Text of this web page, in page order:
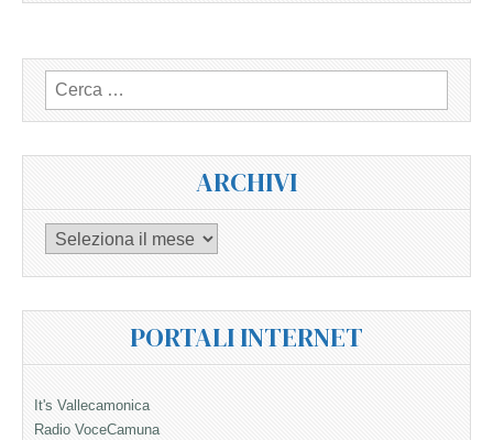
Ricerca
per:
ARCHIVI
Archivi
PORTALI INTERNET
It's Vallecamonica
Radio VoceCamuna